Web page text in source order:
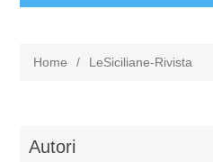
Home / LeSiciliane-Rivista
Autori